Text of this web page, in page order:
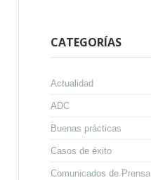
CATEGORÍAS
Actualidad
ADC
Buenas prácticas
Casos de éxito
Comunicados de Prensa